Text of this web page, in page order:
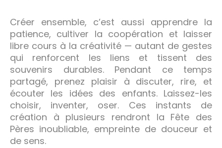
Créer ensemble, c’est aussi apprendre la
patience, cultiver la coopération et laisser
libre cours à la créativité — autant de gestes
qui renforcent les liens et tissent des
souvenirs durables. Pendant ce temps
partagé, prenez plaisir à discuter, rire, et
écouter les idées des enfants. Laissez-les
choisir, inventer, oser. Ces instants de
création à plusieurs rendront la Fête des
Pères inoubliable, empreinte de douceur et
de sens.